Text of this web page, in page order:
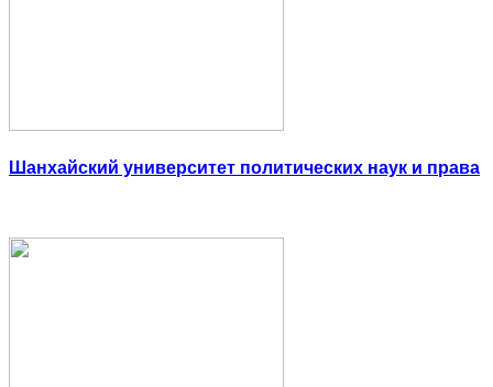
Шанхайский университет политических наук и права